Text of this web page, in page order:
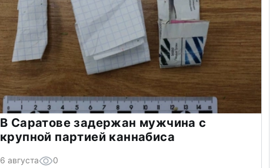
В Саратове задержан мужчина с
крупной партией каннабиса
6 августа 0